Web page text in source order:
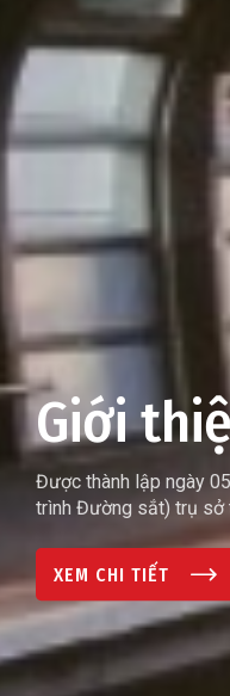
Giới
Được thành lập ngày
trình Đường sắt) trụ sở
XEM CHI TIẾT